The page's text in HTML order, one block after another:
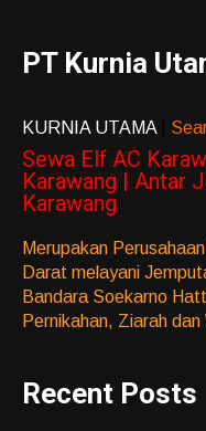
PT Kurnia
KURNIA UTAMA
Sewa Elf AC
Karawang | Antar
Karawang
Merupakan
Darat melayani
Bandara Soekarno
Pernikahan, Ziarah
Recent Posts